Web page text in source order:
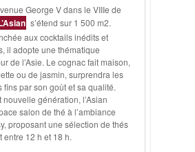
George V dans le VIIIe de
s’étend sur 1 500 m2.
aux cocktails inédits et
il adopte une thématique
de l’Asie. Le cognac fait maison,
ou de jasmin, surprendra les
fins par son goût et sa qualité.
nouvelle génération, l’Asian
salon de thé à l’ambiance
proposant une sélection de thés
entre 12 h et 18 h.